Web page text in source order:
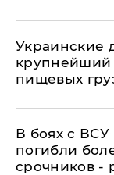
Украинские
крупнейший
пищевых
В боях с ВСУ
погибли
срочников -